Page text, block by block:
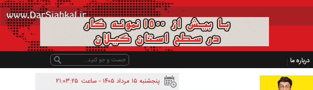
درباره ما
پنجشنبه ۱۵ مرداد ۱۴۰۵ - ساعت
۲۱:۰۳:۲۵